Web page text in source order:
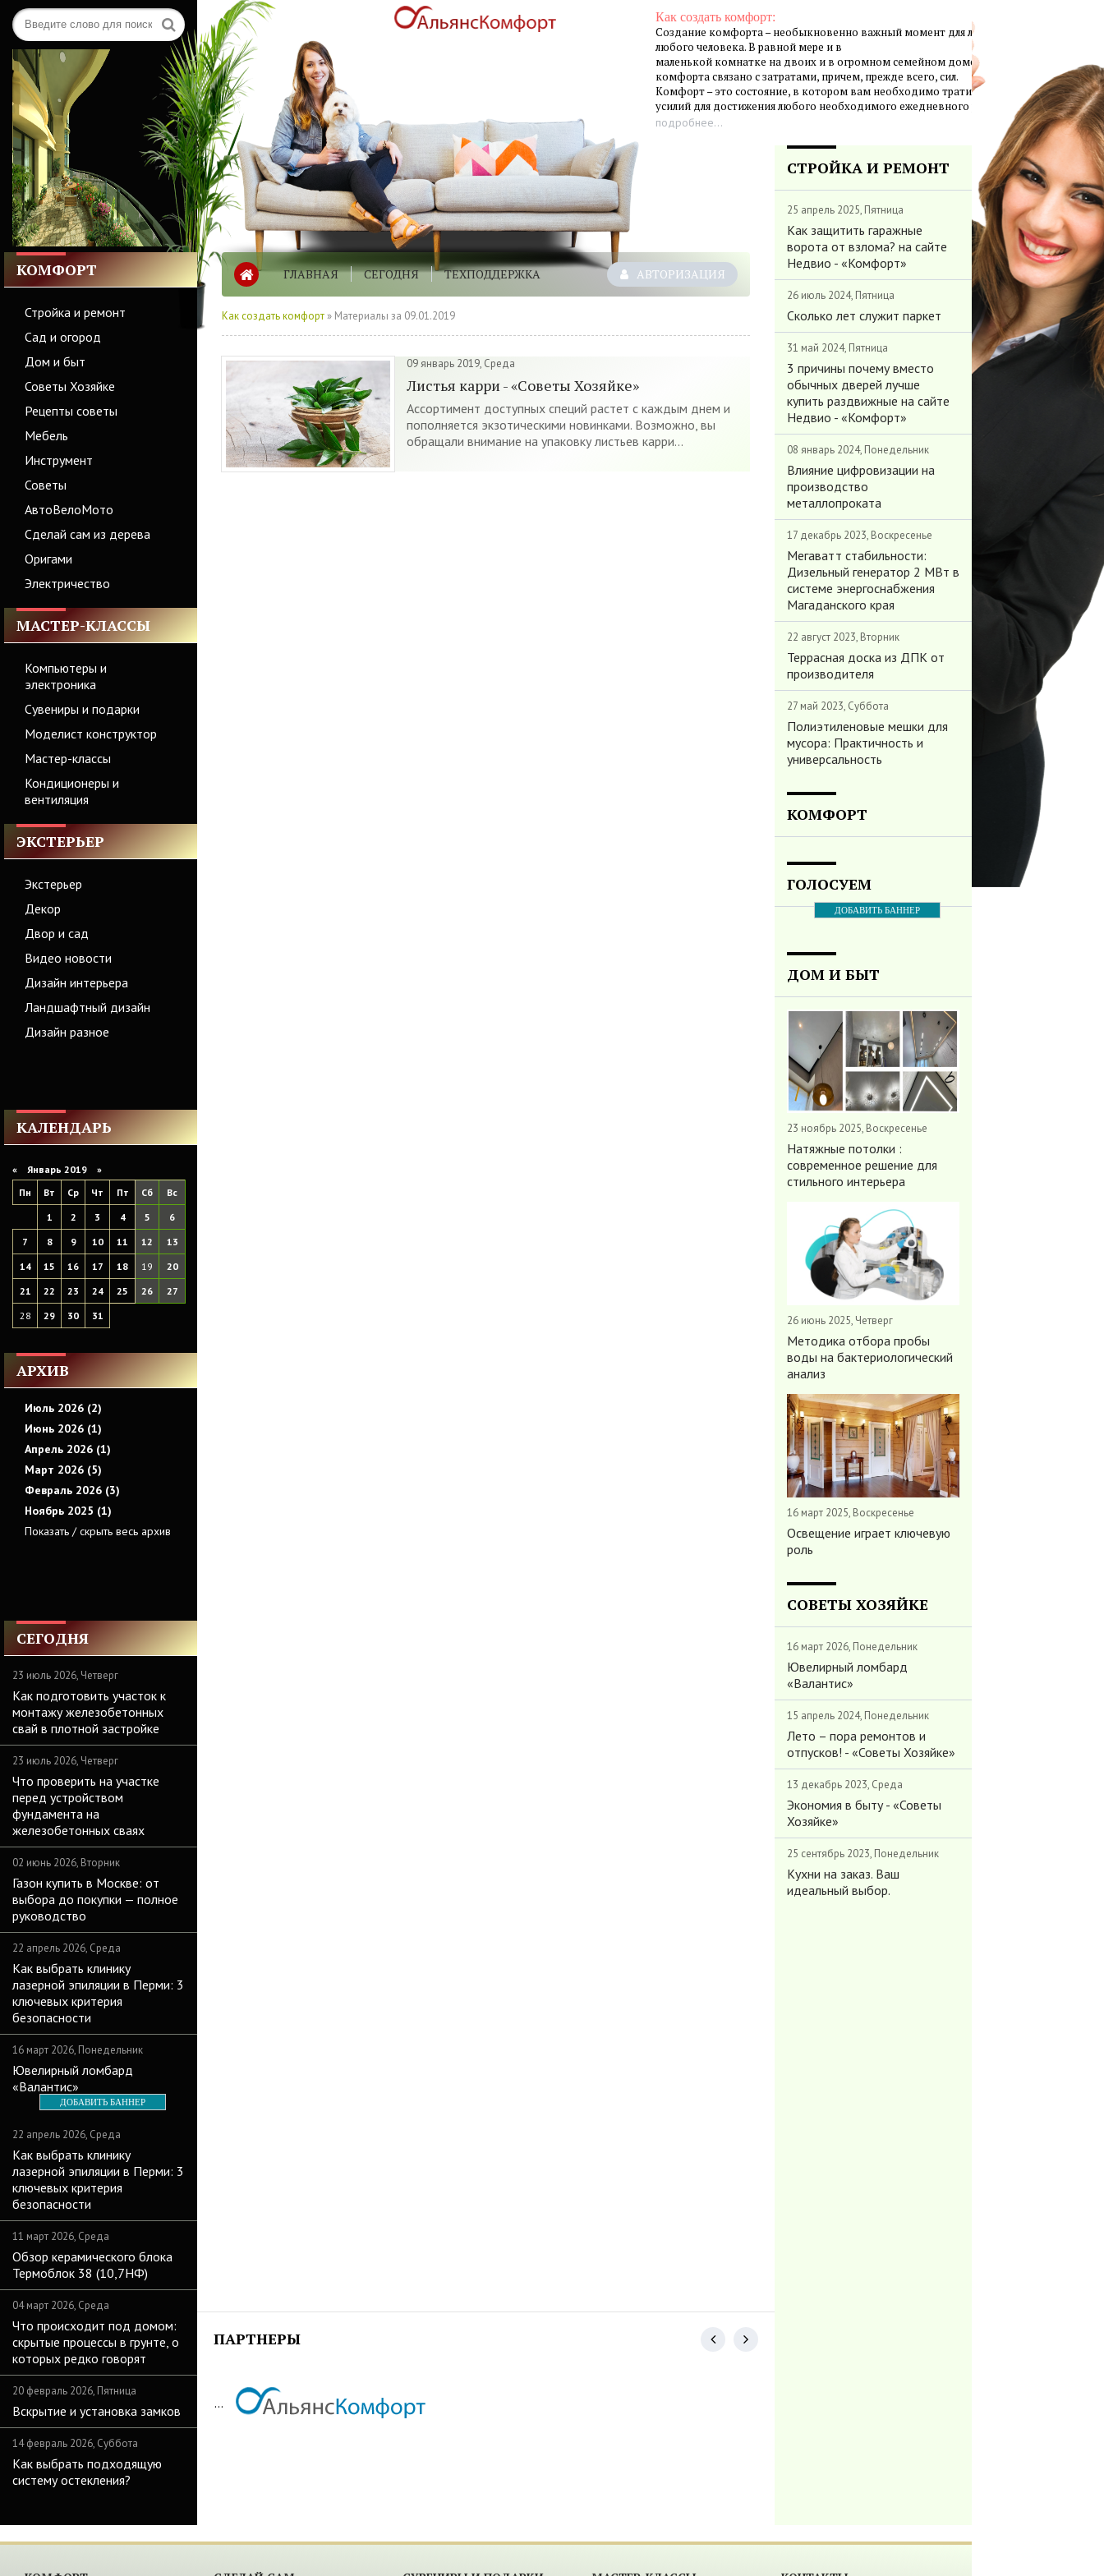
Как создать комфорт:
Создание комфорта – необыкновенно важный момент для личной жизни
любого человека. В равной мере и в
маленькой комнатке на двоих и в огромном семейном доме создание
комфорта связано с затратами, причем, прежде всего, сил.
Комфорт – это состояние, в котором вам необходимо тратить минимум
усилий для достижения любого необходимого ежедневного результата.
подробнее...
КОМФОРТ
Стройка и ремонт
Сад и огород
Дом и быт
Советы Хозяйке
Рецепты советы
Мебель
Инструмент
Советы
АвтоВелоМото
Сделай сам из дерева
Оригами
Электричество
МАСТЕР-КЛАССЫ
Компьютеры и
электроника
Сувениры и подарки
Моделист конструктор
Мастер-классы
Кондиционеры и
вентиляция
ЭКСТЕРЬЕР
Экстерьер
Декор
Двор и сад
Видео новости
Дизайн интерьера
Ландшафтный дизайн
Дизайн разное
КАЛЕНДАРЬ
« Январь 2019 »
Пн
Вт Ср Чт Пт Сб
Вс
1
2 3 4 5
6
7
8 9 10 11 12
13
14
15 16 17 18 19
20
21
22 23 24 25 26
27
28
29 30 31
АРХИВ
Июль 2026 (2)
Июнь 2026 (1)
Апрель 2026 (1)
Март 2026 (5)
Февраль 2026 (3)
Ноябрь 2025 (1)
Показать / скрыть весь архив
СЕГОДНЯ
23 июль 2026, Четверг
Как подготовить участок к
монтажу железобетонных
свай в плотной застройке
23 июль 2026, Четверг
Что проверить на участке
перед устройством
фундамента на
железобетонных сваях
02 июнь 2026, Вторник
Газон купить в Москве: от
выбора до покупки — полное
руководство
22 апрель 2026, Среда
Как выбрать клинику
лазерной эпиляции в Перми: 3
ключевых критерия
безопасности
16 март 2026, Понедельник
Ювелирный ломбард
«Валантис»
ДОБАВИТЬ БАННЕР
22 апрель 2026, Среда
Как выбрать клинику
лазерной эпиляции в Перми: 3
ключевых критерия
безопасности
11 март 2026, Среда
Обзор керамического блока
Термоблок 38 (10,7НФ)
04 март 2026, Среда
Что происходит под домом:
скрытые процессы в грунте, о
которых редко говорят
20 февраль 2026, Пятница
Вскрытие и установка замков
14 февраль 2026, Суббота
Как выбрать подходящую
систему остекления?
ГЛАВНАЯ СЕГОДНЯ ТЕХПОДДЕРЖКА АВТОРИЗАЦИЯ
Как создать комфорт » Материалы за 09.01.2019
09 январь 2019, Среда
Листья карри - «Советы Хозяйке»
Ассортимент доступных специй растет с каждым днем и
пополняется экзотическими новинками. Возможно, вы
обращали внимание на упаковку листьев карри...
ПАРТНЕРЫ
...
СТРОЙКА И РЕМОНТ
25 апрель 2025, Пятница
Как защитить гаражные
ворота от взлома? на сайте
Недвио - «Комфорт»
26 июль 2024, Пятница
Сколько лет служит паркет
31 май 2024, Пятница
3 причины почему вместо
обычных дверей лучше
купить раздвижные на сайте
Недвио - «Комфорт»
08 январь 2024, Понедельник
Влияние цифровизации на
производство
металлопроката
17 декабрь 2023, Воскресенье
Мегаватт стабильности:
Дизельный генератор 2 МВт в
системе энергоснабжения
Магаданского края
22 август 2023, Вторник
Террасная доска из ДПК от
производителя
27 май 2023, Суббота
Полиэтиленовые мешки для
мусора: Практичность и
универсальность
КОМФОРТ
ГОЛОСУЕМ
ДОБАВИТЬ БАННЕР
ДОМ И БЫТ
23 ноябрь 2025, Воскресенье
Натяжные потолки :
современное решение для
стильного интерьера
26 июнь 2025, Четверг
Методика отбора пробы
воды на бактериологический
анализ
16 март 2025, Воскресенье
Освещение играет ключевую
роль
СОВЕТЫ ХОЗЯЙКЕ
16 март 2026, Понедельник
Ювелирный ломбард
«Валантис»
15 апрель 2024, Понедельник
Лето – пора ремонтов и
отпусков! - «Советы Хозяйке»
13 декабрь 2023, Среда
Экономия в быту - «Советы
Хозяйке»
25 сентябрь 2023, Понедельник
Кухни на заказ. Ваш
идеальный выбор.